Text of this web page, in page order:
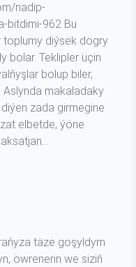
nadip-
bitdimi-962 Bu
toplumy diýsek dogry
bolar. Teklipler üçin
bolup biler,
Aslynda makaladaky
zada girmegine
elbetde, ýöne
täze goşyldym
öwrenerin we siziň